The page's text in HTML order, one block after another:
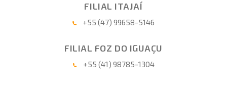
FILIAL ITAJAÍ
+55 (47) 99658-5146
FILIAL FOZ DO IGUAÇU
+55 (41) 98785-1304